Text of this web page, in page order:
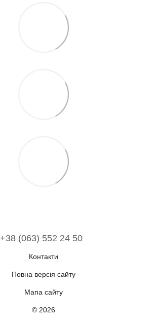
+38 (063) 552 24 50
Контакти
Повна версія сайту
Мапа сайту
© 2026